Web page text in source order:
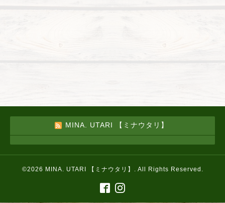
MINA. UTARI 【ミナウタリ】
©2026 MINA. UTARI 【ミナウタリ】 . All Rights Reserved.